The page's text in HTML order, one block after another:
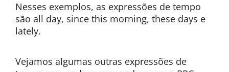
Nesses exemplos, as expressões de tempo
são all day, since this morning, these days e
lately.
Vejamos algumas outras expressões de